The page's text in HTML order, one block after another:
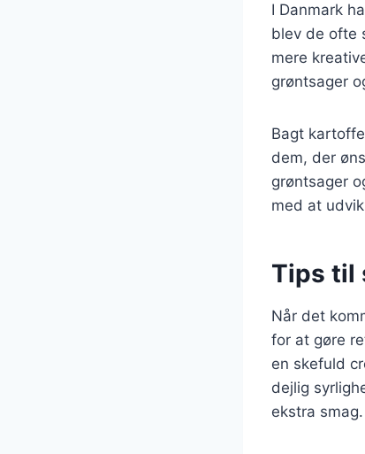
I Danmark
blev de ofte
mere
grøntsager
Bagt
dem, der
grøntsager
med at
Tips til
Når det
for at gøre
en skefuld
dejlig
ekstra smag.